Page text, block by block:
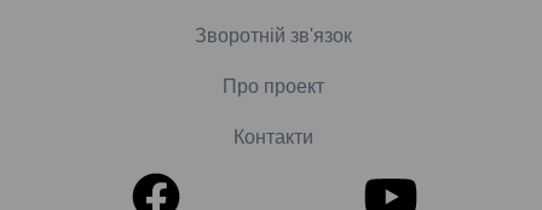
Зворотній зв'язок
Про проект
Контакти